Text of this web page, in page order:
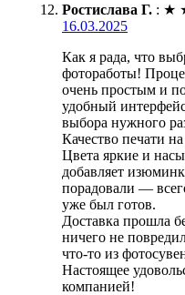
Ростислава Г. : ★
16.03.2025
Как я рада, что
фотоработы!
очень простым и
удобный
выбора нужного
Качество печати
Цвета яркие и
добавляет
порадовали —
уже был готов.
Доставка прошла
ничего не
что-то из
Настоящее
компанией!